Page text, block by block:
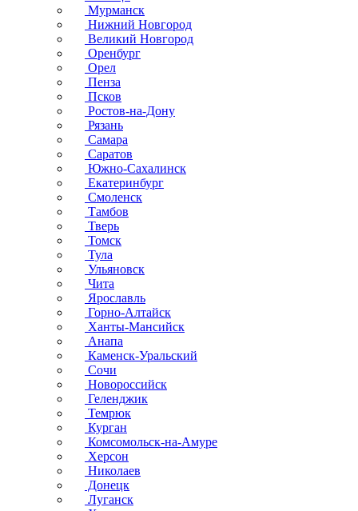
Мурманск
Нижний Новгород
Великий Новгород
Оренбург
Орел
Пенза
Псков
Ростов-на-Дону
Рязань
Самара
Саратов
Южно-Сахалинск
Екатеринбург
Смоленск
Тамбов
Тверь
Томск
Тула
Ульяновск
Чита
Ярославль
Горно-Алтайск
Ханты-Мансийск
Анапа
Каменск-Уральский
Сочи
Новороссийск
Геленджик
Темрюк
Курган
Комсомольск-на-Амуре
Херсон
Николаев
Донецк
Луганск